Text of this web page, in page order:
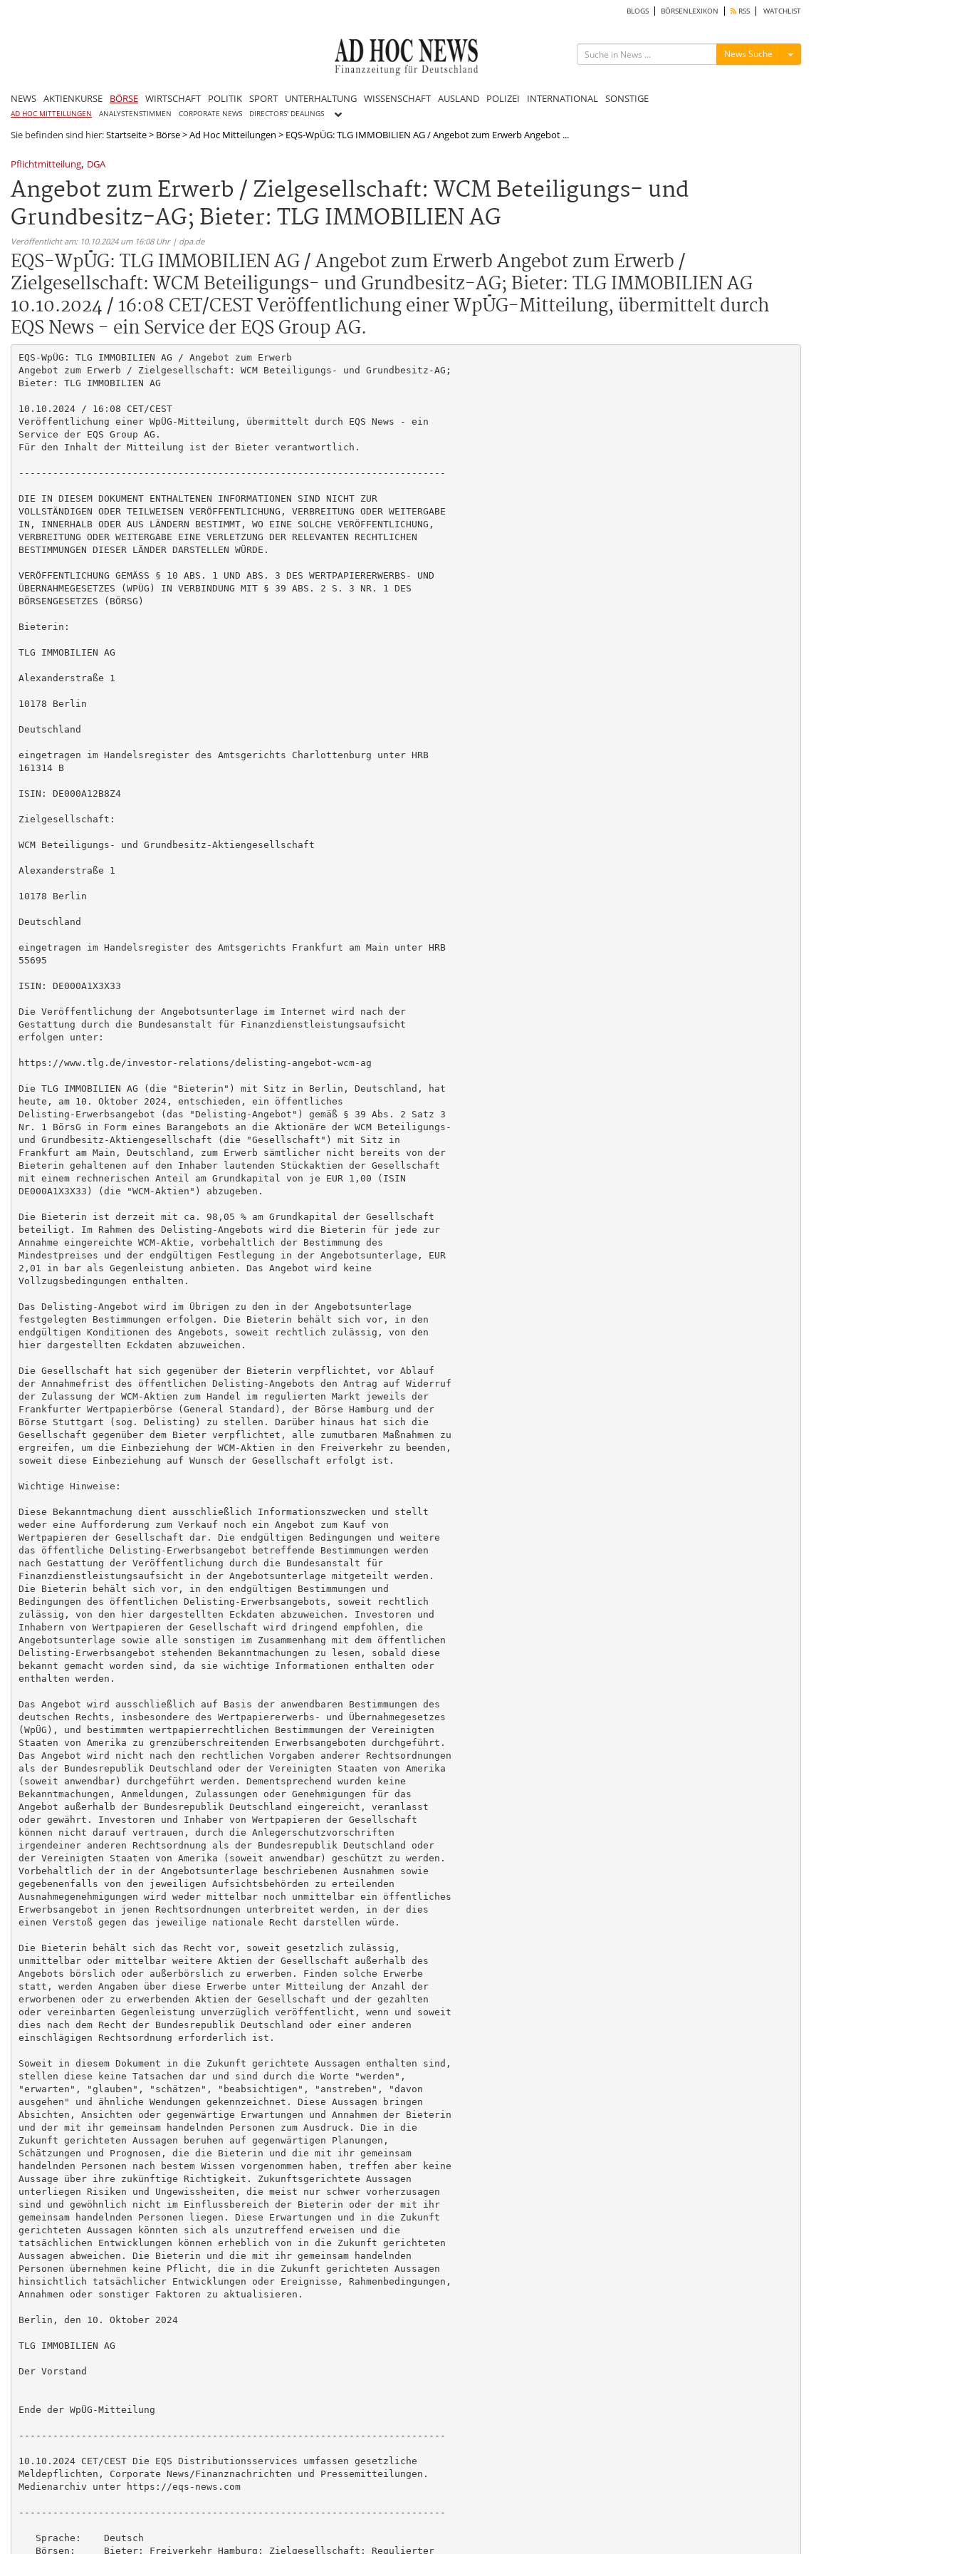
BLOGS BÖRSENLEXIKON RSS WATCHLIST
News Suche Menü ein-/ausblenden
NEWS AKTIENKURSE BÖRSE WIRTSCHAFT POLITIK SPORT UNTERHALTUNG WISSENSCHAFT AUSLAND POLIZEI INTERNATIONAL SONSTIGE
AD HOC MITTEILUNGEN ANALYSTENSTIMMEN CORPORATE NEWS DIRECTORS' DEALINGS
Sie befinden sind hier:Startseite> Börse>Ad Hoc Mitteilungen > EQS-WpÜG: TLG IMMOBILIEN AG / Angebot zum Erwerb Angebot ...
Pflichtmitteilung, DGA
Angebot zum Erwerb / Zielgesellschaft: WCM Beteiligungs- und
Grundbesitz-AG; Bieter: TLG IMMOBILIEN AG
Veröffentlicht am: 10.10.2024 um 16:08 Uhr | dpa.de
EQS-WpÜG: TLG IMMOBILIEN AG / Angebot zum Erwerb Angebot zum Erwerb /
Zielgesellschaft: WCM Beteiligungs- und Grundbesitz-AG; Bieter: TLG IMMOBILIEN AG
10.10.2024 / 16:08 CET/CEST Veröffentlichung einer WpÜG-Mitteilung, übermittelt durch
EQS News - ein Service der EQS Group AG.
EQS-WpÜG: TLG IMMOBILIEN AG / Angebot zum Erwerb
Angebot zum Erwerb / Zielgesellschaft: WCM Beteiligungs- und Grundbesitz-AG;
Bieter: TLG IMMOBILIEN AG
10.10.2024 / 16:08 CET/CEST
Veröffentlichung einer WpÜG-Mitteilung, übermittelt durch EQS News - ein
Service der EQS Group AG.
Für den Inhalt der Mitteilung ist der Bieter verantwortlich.
---------------------------------------------------------------------------
DIE IN DIESEM DOKUMENT ENTHALTENEN INFORMATIONEN SIND NICHT ZUR
VOLLSTÄNDIGEN ODER TEILWEISEN VERÖFFENTLICHUNG, VERBREITUNG ODER WEITERGABE
IN, INNERHALB ODER AUS LÄNDERN BESTIMMT, WO EINE SOLCHE VERÖFFENTLICHUNG,
VERBREITUNG ODER WEITERGABE EINE VERLETZUNG DER RELEVANTEN RECHTLICHEN
BESTIMMUNGEN DIESER LÄNDER DARSTELLEN WÜRDE.
VERÖFFENTLICHUNG GEMÄSS § 10 ABS. 1 UND ABS. 3 DES WERTPAPIERERWERBS- UND
ÜBERNAHMEGESETZES (WPÜG) IN VERBINDUNG MIT § 39 ABS. 2 S. 3 NR. 1 DES
BÖRSENGESETZES (BÖRSG)
Bieterin:
TLG IMMOBILIEN AG
Alexanderstraße 1
10178 Berlin
Deutschland
eingetragen im Handelsregister des Amtsgerichts Charlottenburg unter HRB
161314 B
ISIN: DE000A12B8Z4
Zielgesellschaft:
WCM Beteiligungs- und Grundbesitz-Aktiengesellschaft
Alexanderstraße 1
10178 Berlin
Deutschland
eingetragen im Handelsregister des Amtsgerichts Frankfurt am Main unter HRB
55695
ISIN: DE000A1X3X33
Die Veröffentlichung der Angebotsunterlage im Internet wird nach der
Gestattung durch die Bundesanstalt für Finanzdienstleistungsaufsicht
erfolgen unter:
https://www.tlg.de/investor-relations/delisting-angebot-wcm-ag
Die TLG IMMOBILIEN AG (die "Bieterin") mit Sitz in Berlin, Deutschland, hat
heute, am 10. Oktober 2024, entschieden, ein öffentliches
Delisting-Erwerbsangebot (das "Delisting-Angebot") gemäß § 39 Abs. 2 Satz 3
Nr. 1 BörsG in Form eines Barangebots an die Aktionäre der WCM Beteiligungs-
und Grundbesitz-Aktiengesellschaft (die "Gesellschaft") mit Sitz in
Frankfurt am Main, Deutschland, zum Erwerb sämtlicher nicht bereits von der
Bieterin gehaltenen auf den Inhaber lautenden Stückaktien der Gesellschaft
mit einem rechnerischen Anteil am Grundkapital von je EUR 1,00 (ISIN
DE000A1X3X33) (die "WCM-Aktien") abzugeben.
Die Bieterin ist derzeit mit ca. 98,05 % am Grundkapital der Gesellschaft
beteiligt. Im Rahmen des Delisting-Angebots wird die Bieterin für jede zur
Annahme eingereichte WCM-Aktie, vorbehaltlich der Bestimmung des
Mindestpreises und der endgültigen Festlegung in der Angebotsunterlage, EUR
2,01 in bar als Gegenleistung anbieten. Das Angebot wird keine
Vollzugsbedingungen enthalten.
Das Delisting-Angebot wird im Übrigen zu den in der Angebotsunterlage
festgelegten Bestimmungen erfolgen. Die Bieterin behält sich vor, in den
endgültigen Konditionen des Angebots, soweit rechtlich zulässig, von den
hier dargestellten Eckdaten abzuweichen.
Die Gesellschaft hat sich gegenüber der Bieterin verpflichtet, vor Ablauf
der Annahmefrist des öffentlichen Delisting-Angebots den Antrag auf Widerruf
der Zulassung der WCM-Aktien zum Handel im regulierten Markt jeweils der
Frankfurter Wertpapierbörse (General Standard), der Börse Hamburg und der
Börse Stuttgart (sog. Delisting) zu stellen. Darüber hinaus hat sich die
Gesellschaft gegenüber dem Bieter verpflichtet, alle zumutbaren Maßnahmen zu
ergreifen, um die Einbeziehung der WCM-Aktien in den Freiverkehr zu beenden,
soweit diese Einbeziehung auf Wunsch der Gesellschaft erfolgt ist.
Wichtige Hinweise:
Diese Bekanntmachung dient ausschließlich Informationszwecken und stellt
weder eine Aufforderung zum Verkauf noch ein Angebot zum Kauf von
Wertpapieren der Gesellschaft dar. Die endgültigen Bedingungen und weitere
das öffentliche Delisting-Erwerbsangebot betreffende Bestimmungen werden
nach Gestattung der Veröffentlichung durch die Bundesanstalt für
Finanzdienstleistungsaufsicht in der Angebotsunterlage mitgeteilt werden.
Die Bieterin behält sich vor, in den endgültigen Bestimmungen und
Bedingungen des öffentlichen Delisting-Erwerbsangebots, soweit rechtlich
zulässig, von den hier dargestellten Eckdaten abzuweichen. Investoren und
Inhabern von Wertpapieren der Gesellschaft wird dringend empfohlen, die
Angebotsunterlage sowie alle sonstigen im Zusammenhang mit dem öffentlichen
Delisting-Erwerbsangebot stehenden Bekanntmachungen zu lesen, sobald diese
bekannt gemacht worden sind, da sie wichtige Informationen enthalten oder
enthalten werden.
Das Angebot wird ausschließlich auf Basis der anwendbaren Bestimmungen des
deutschen Rechts, insbesondere des Wertpapiererwerbs- und Übernahmegesetzes
(WpÜG), und bestimmten wertpapierrechtlichen Bestimmungen der Vereinigten
Staaten von Amerika zu grenzüberschreitenden Erwerbsangeboten durchgeführt.
Das Angebot wird nicht nach den rechtlichen Vorgaben anderer Rechtsordnungen
als der Bundesrepublik Deutschland oder der Vereinigten Staaten von Amerika
(soweit anwendbar) durchgeführt werden. Dementsprechend wurden keine
Bekanntmachungen, Anmeldungen, Zulassungen oder Genehmigungen für das
Angebot außerhalb der Bundesrepublik Deutschland eingereicht, veranlasst
oder gewährt. Investoren und Inhaber von Wertpapieren der Gesellschaft
können nicht darauf vertrauen, durch die Anlegerschutzvorschriften
irgendeiner anderen Rechtsordnung als der Bundesrepublik Deutschland oder
der Vereinigten Staaten von Amerika (soweit anwendbar) geschützt zu werden.
Vorbehaltlich der in der Angebotsunterlage beschriebenen Ausnahmen sowie
gegebenenfalls von den jeweiligen Aufsichtsbehörden zu erteilenden
Ausnahmegenehmigungen wird weder mittelbar noch unmittelbar ein öffentliches
Erwerbsangebot in jenen Rechtsordnungen unterbreitet werden, in der dies
einen Verstoß gegen das jeweilige nationale Recht darstellen würde.
Die Bieterin behält sich das Recht vor, soweit gesetzlich zulässig,
unmittelbar oder mittelbar weitere Aktien der Gesellschaft außerhalb des
Angebots börslich oder außerbörslich zu erwerben. Finden solche Erwerbe
statt, werden Angaben über diese Erwerbe unter Mitteilung der Anzahl der
erworbenen oder zu erwerbenden Aktien der Gesellschaft und der gezahlten
oder vereinbarten Gegenleistung unverzüglich veröffentlicht, wenn und soweit
dies nach dem Recht der Bundesrepublik Deutschland oder einer anderen
einschlägigen Rechtsordnung erforderlich ist.
Soweit in diesem Dokument in die Zukunft gerichtete Aussagen enthalten sind,
stellen diese keine Tatsachen dar und sind durch die Worte "werden",
"erwarten", "glauben", "schätzen", "beabsichtigen", "anstreben", "davon
ausgehen" und ähnliche Wendungen gekennzeichnet. Diese Aussagen bringen
Absichten, Ansichten oder gegenwärtige Erwartungen und Annahmen der Bieterin
und der mit ihr gemeinsam handelnden Personen zum Ausdruck. Die in die
Zukunft gerichteten Aussagen beruhen auf gegenwärtigen Planungen,
Schätzungen und Prognosen, die die Bieterin und die mit ihr gemeinsam
handelnden Personen nach bestem Wissen vorgenommen haben, treffen aber keine
Aussage über ihre zukünftige Richtigkeit. Zukunftsgerichtete Aussagen
unterliegen Risiken und Ungewissheiten, die meist nur schwer vorherzusagen
sind und gewöhnlich nicht im Einflussbereich der Bieterin oder der mit ihr
gemeinsam handelnden Personen liegen. Diese Erwartungen und in die Zukunft
gerichteten Aussagen könnten sich als unzutreffend erweisen und die
tatsächlichen Entwicklungen können erheblich von in die Zukunft gerichteten
Aussagen abweichen. Die Bieterin und die mit ihr gemeinsam handelnden
Personen übernehmen keine Pflicht, die in die Zukunft gerichteten Aussagen
hinsichtlich tatsächlicher Entwicklungen oder Ereignisse, Rahmenbedingungen,
Annahmen oder sonstiger Faktoren zu aktualisieren.
Berlin, den 10. Oktober 2024
TLG IMMOBILIEN AG
Der Vorstand
Ende der WpÜG-Mitteilung
---------------------------------------------------------------------------
10.10.2024 CET/CEST Die EQS Distributionsservices umfassen gesetzliche
Meldepflichten, Corporate News/Finanznachrichten und Pressemitteilungen.
Medienarchiv unter https://eqs-news.com
---------------------------------------------------------------------------
   Sprache:    Deutsch
   Börsen:     Bieter: Freiverkehr Hamburg; Zielgesellschaft: Regulierter